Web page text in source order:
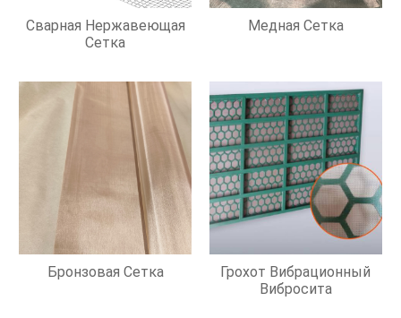
Сварная Нержавеющая
Сетка
Медная Сетка
Бронзовая Сетка
Грохот Вибрационный
Вибросита